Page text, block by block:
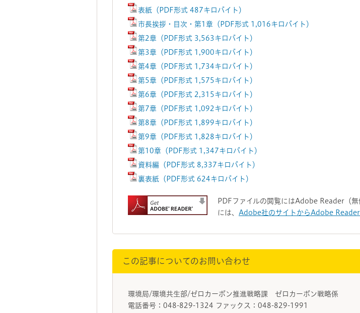
表紙（PDF形式 487キロバイト）
市長挨拶・目次・第1章（PDF形式 1,016キロバイト）
第2章（PDF形式 3,563キロバイト）
第3章（PDF形式 1,900キロバイト）
第4章（PDF形式 1,734キロバイト）
第5章（PDF形式 1,575キロバイト）
第6章（PDF形式 2,315キロバイト）
第7章（PDF形式 1,092キロバイト）
第8章（PDF形式 1,899キロバイト）
第9章（PDF形式 1,828キロバイト）
第10章（PDF形式 1,347キロバイト）
資料編（PDF形式 8,337キロバイト）
裏表紙（PDF形式 624キロバイト）
PDFファイルの閲覧にはAdobe Reader（
には、 Adobe社のサイトからAdobe Reader
この記事についてのお問い合わせ
環境局/環境共生部/ゼロカーボン推進戦略課 ゼロカーボン戦略係
電話番号：048-829-1324 ファックス：048-829-1991